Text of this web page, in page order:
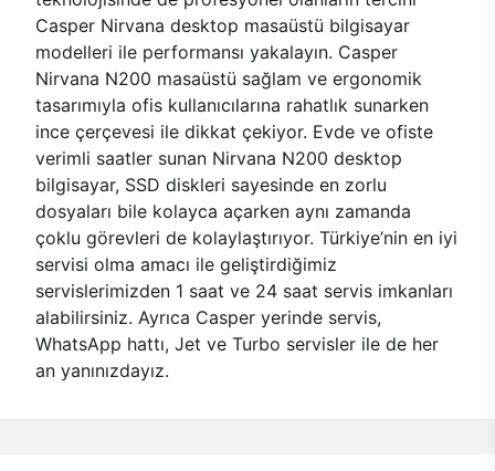
Casper Nirvana desktop masaüstü bilgisayar
modelleri ile performansı yakalayın. Casper
Nirvana N200 masaüstü sağlam ve ergonomik
tasarımıyla ofis kullanıcılarına rahatlık sunarken
ince çerçevesi ile dikkat çekiyor. Evde ve ofiste
verimli saatler sunan Nirvana N200 desktop
bilgisayar, SSD diskleri sayesinde en zorlu
dosyaları bile kolayca açarken aynı zamanda
çoklu görevleri de kolaylaştırıyor. Türkiye’nin en iyi
servisi olma amacı ile geliştirdiğimiz
servislerimizden 1 saat ve 24 saat servis imkanları
alabilirsiniz. Ayrıca Casper yerinde servis,
WhatsApp hattı, Jet ve Turbo servisler ile de her
an yanınızdayız.